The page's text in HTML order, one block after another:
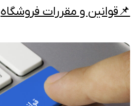
📌قوانین و مقررات فروشگاه